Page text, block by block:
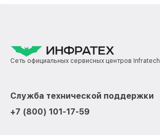
Сеть официальных сервисных центров Infratech
Служба технической поддержки
+7 (800) 101-17-59